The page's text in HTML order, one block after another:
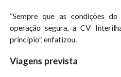
“Sempre que as condições
operação segura, a CV
princípio”, enfatizou.
Viagens prevista